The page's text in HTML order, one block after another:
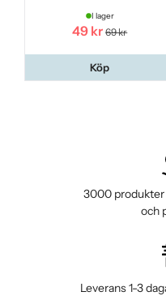
I lager
49 kr 69 kr
Köp
3000 produkter
och
Leverans 1-3